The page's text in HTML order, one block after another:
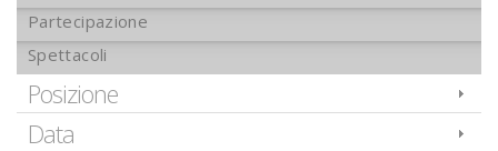
Partecipazione
Spettacoli
Posizione
Data